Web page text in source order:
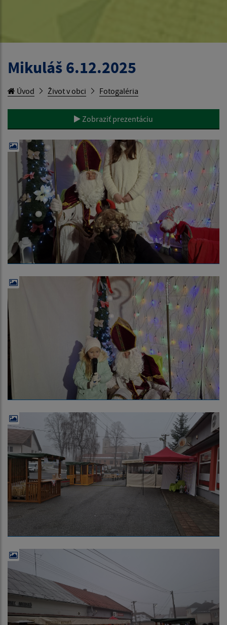
Mikuláš 6.12.2025
Úvod Život v obci Fotogaléria
Zobraziť prezentáciu